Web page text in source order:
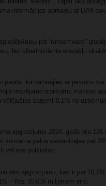
informācijas apmaiņu ar LVM
jeb “ransomware”
bet kiberincidenta apstākļu
ka sazinājies ar personu vai
iespējamo izpirkuma maksas
saņemt 0,1% no
apgrozījums 2024. gadā bija
koncerna peļņa samazinājās par
vēl nav publiskoti.
eiro apgrozījumu, kas ir par
– līdz 30,636 miljoniem eiro.